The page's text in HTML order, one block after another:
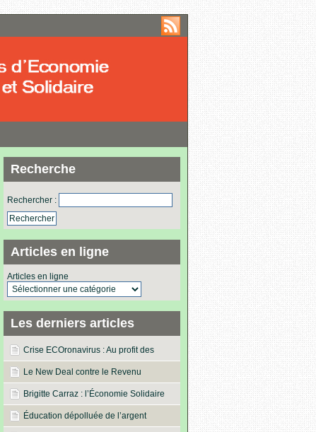
Recherche
Rechercher :
Articles en ligne
Articles en ligne
Les derniers articles
Crise ECOronavirus : Au profit des
banques ou des peuples ?
Le New Deal contre le Revenu
d’Existence
Brigitte Carraz : l’Économie Solidaire
dans les actes !
Éducation dépolluée de l’argent